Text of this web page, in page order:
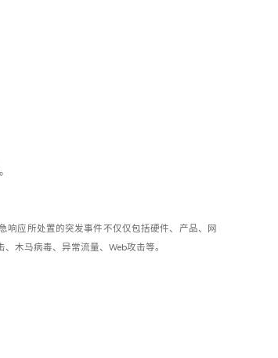
响应所处置的突发事件不仅仅包括硬件、产品、网
木马病毒、异常流量、Web攻击等。